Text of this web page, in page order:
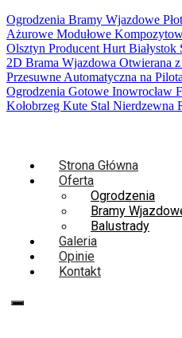
Ogrodzenia Bramy Wjazdowe
Ażurowe Modułowe
Olsztyn Producent Hurt
2D Brama Wjazdowa Otwierana
Przesuwne Automatyczna na
Ogrodzenia Gotowe Inowrocław
Kołobrzeg Kute Stal Nierdzewna
Strona Główna
Oferta
Ogrodzenia
Bramy
Balustrady
Galeria
Opinie
Kontakt